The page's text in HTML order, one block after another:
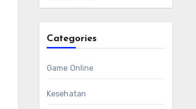
Categories
Game Online
Kesehatan